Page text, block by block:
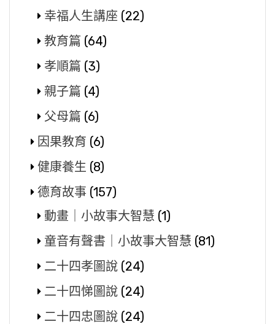
幸福人生講座 (22)
教育篇 (64)
孝順篇 (3)
親子篇 (4)
父母篇 (6)
因果教育 (6)
健康養生 (8)
德育故事 (157)
動畫｜小故事大智慧 (1)
童音有聲書｜小故事大智慧 (81)
二十四孝圖說 (24)
二十四悌圖說 (24)
二十四忠圖說 (24)